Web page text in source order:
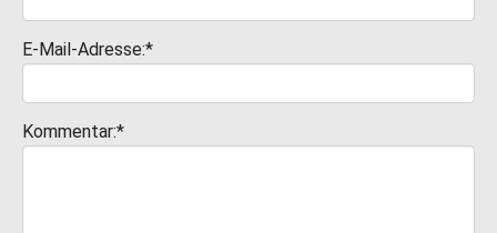
E-Mail-Adresse:*
Kommentar:*